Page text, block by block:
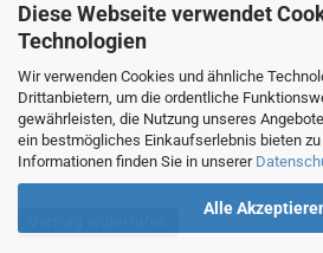
Diese Webseite verwendet
Technologien
Wir verwenden Cookies und ähnliche
Drittanbietern, um die ordentliche
gewährleisten, die Nutzung unseres
ein bestmögliches Einkaufserlebnis bieten
Informationen finden Sie in unserer
Alle
Udo Totzauer
Udo`s Sport-Fischer-Shop
97753 Karlstadt
Telefon +49 9353 985440
E-Mail
info@angelsport-direkt.de